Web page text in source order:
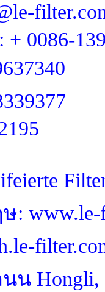
+ 0086-
: www.le-
Hongli,